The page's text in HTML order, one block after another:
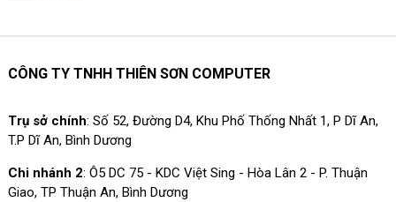
CÔNG TY TNHH THIÊN SƠN COMPUTER
Trụ sở chính: Số 52, Đường D4, Khu Phố Thống Nhất 1, P Dĩ An,
T.P Dĩ An, Bình Dương
Chi nhánh 2: Ô5 DC 75 - KDC Việt Sing - Hòa Lân 2 - P. Thuận
Giao, TP Thuận An, Bình Dương